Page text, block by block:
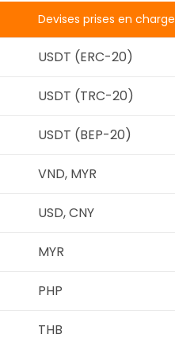
Devises prises en charge
USDT (ERC-20)
USDT (TRC-20)
USDT (BEP-20)
VND, MYR
USD, CNY
MYR
PHP
THB